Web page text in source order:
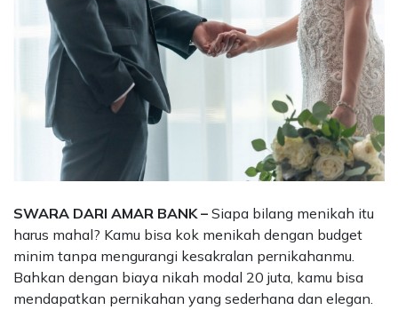
SWARA DARI AMAR BANK – Siapa bilang menikah itu
harus mahal? Kamu bisa kok menikah dengan budget
minim tanpa mengurangi kesakralan pernikahanmu.
Bahkan dengan biaya nikah modal 20 juta, kamu bisa
mendapatkan pernikahan yang sederhana dan elegan.